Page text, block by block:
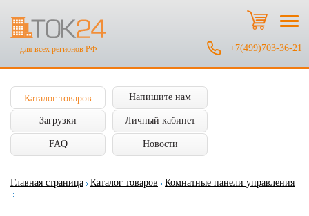
для всех регионов РФ +7(499)703-36-21
Каталог товаров Напишите нам
Загрузки Личный кабинет
FAQ Новости
Главная страница Каталог товаров Комнатные панели управления